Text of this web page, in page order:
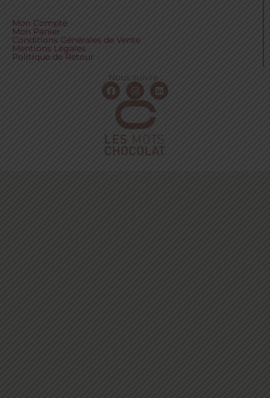
Mon Compte
Mon Panier
Conditions Générales de Vente
Mentions Légales
Politique de Retour
Nous suivre :